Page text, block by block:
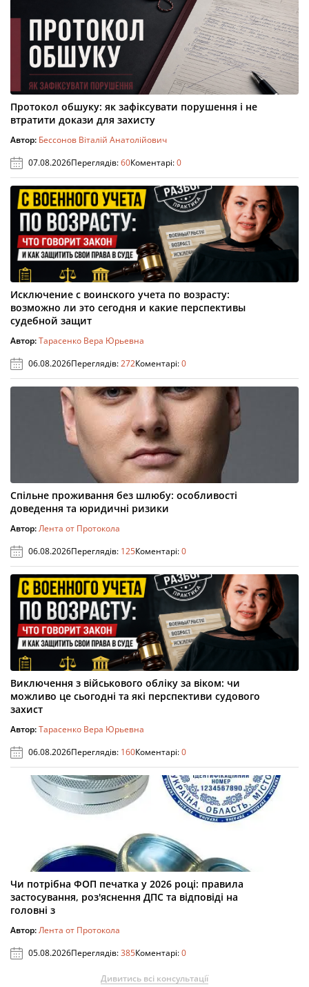
Протокол обшуку: як зафіксувати порушення і не
втратити докази для захисту
Автор: Бессонов Віталій Анатолійович
07.08.2026Переглядів:60Коментарі:0
Исключение с воинского учета по возрасту:
возможно ли это сегодня и какие перспективы
судебной защит
Автор:Тарасенко Вера Юрьевна
06.08.2026Переглядів:272Коментарі:0
Спільне проживання без шлюбу: особливості
доведення та юридичні ризики
Автор:Лента от Протокола
06.08.2026Переглядів: 125Коментарі:0
Виключення з військового обліку за віком: чи
можливо це сьогодні та які перспективи судового
захист
Автор:Тарасенко Вера Юрьевна
06.08.2026Переглядів: 160Коментарі:0
Чи потрібна ФОП печатка у 2026 році: правила
застосування, роз'яснення ДПС та відповіді на
головні з
Автор:Лента от Протокола
05.08.2026Переглядів:385Коментарі:0
Дивитись всі консультації